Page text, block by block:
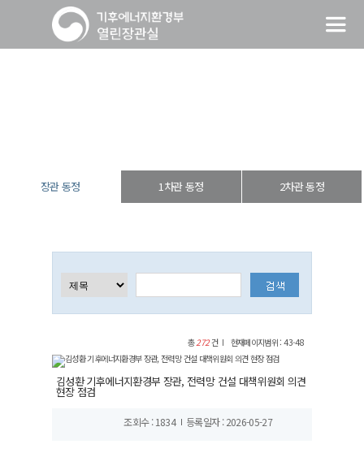
장관 동정 1차관 동정 2차관 동정
총272건 현재페이지범위 : 43-48
김성환 기후에너지환경부 장관, 전력망 건설 대책위원회 의견
현장 점검
조회수 : 1834 등록일자 : 2026-05-27